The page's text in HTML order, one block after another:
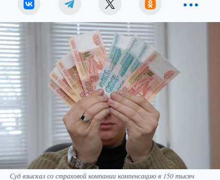
Суд взыскал со страховой компании компенсацию в 150 тысяч